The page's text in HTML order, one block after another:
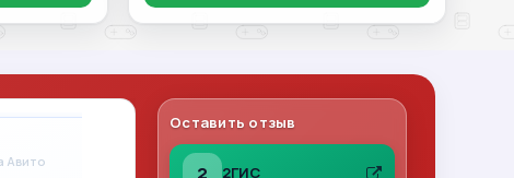
Авито
Владимир Леонов
Оставить отзыв
2 2ГИС